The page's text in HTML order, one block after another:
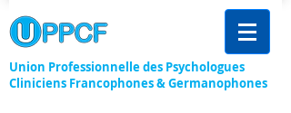
Union Professionnelle des Psychologues
Cliniciens Francophones & Germanophones